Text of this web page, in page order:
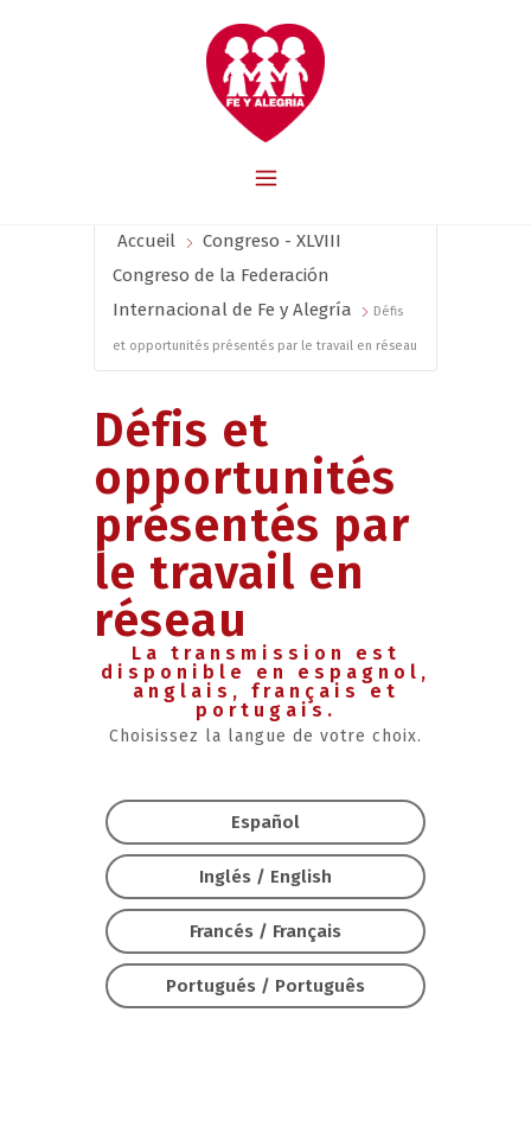
Accueil
Congreso - XLVIII
Congreso de la Federación
Internacional de Fe y Alegría
Défis
et opportunités présentés par le travail en réseau
Défis et
opportunités
présentés par
le travail en
réseau
La transmission est
disponible en espagnol,
anglais, français et
portugais.
Choisissez la langue de votre choix.
Español
Inglés / English
Francés / Français
Portugués / Português